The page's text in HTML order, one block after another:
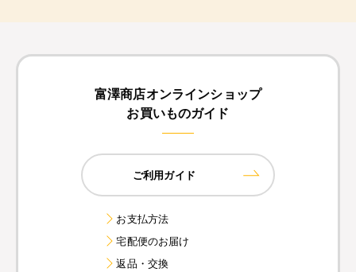
富澤商店オンラインショップ
お買いものガイド
ご利用ガイド
お支払方法
宅配便のお届け
返品・交換